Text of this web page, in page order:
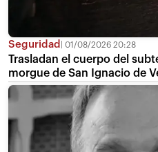
Seguridad 01/08/2026 20:28
Trasladan el cuerpo del
morgue de San Ignacio de